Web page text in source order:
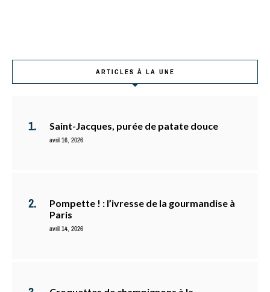
ARTICLES À LA UNE
Saint-Jacques, purée de patate douce
avril 16, 2026
Pompette ! : l’ivresse de la gourmandise à
Paris
avril 14, 2026